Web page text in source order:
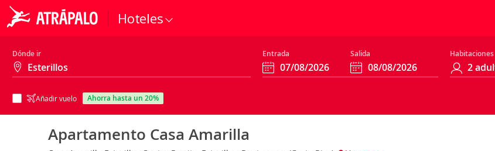
Hoteles
Dónde ir Entrada Salida Habitaciones
Añadir vuelo ahorra hasta un 20%
Apartamento Casa Amarilla